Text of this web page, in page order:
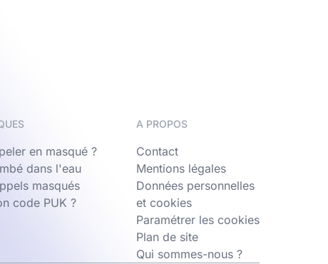
en masqué ?
dans l'eau
masqués
code PUK ?
A PROPOS
Contact
Mentions légales
Données personnelles
et cookies
Paramétrer les cookies
Plan de site
Qui sommes-nous ?